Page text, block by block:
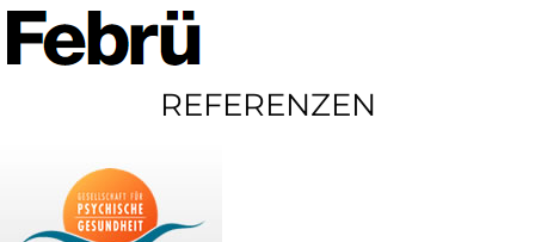
REFERENZEN